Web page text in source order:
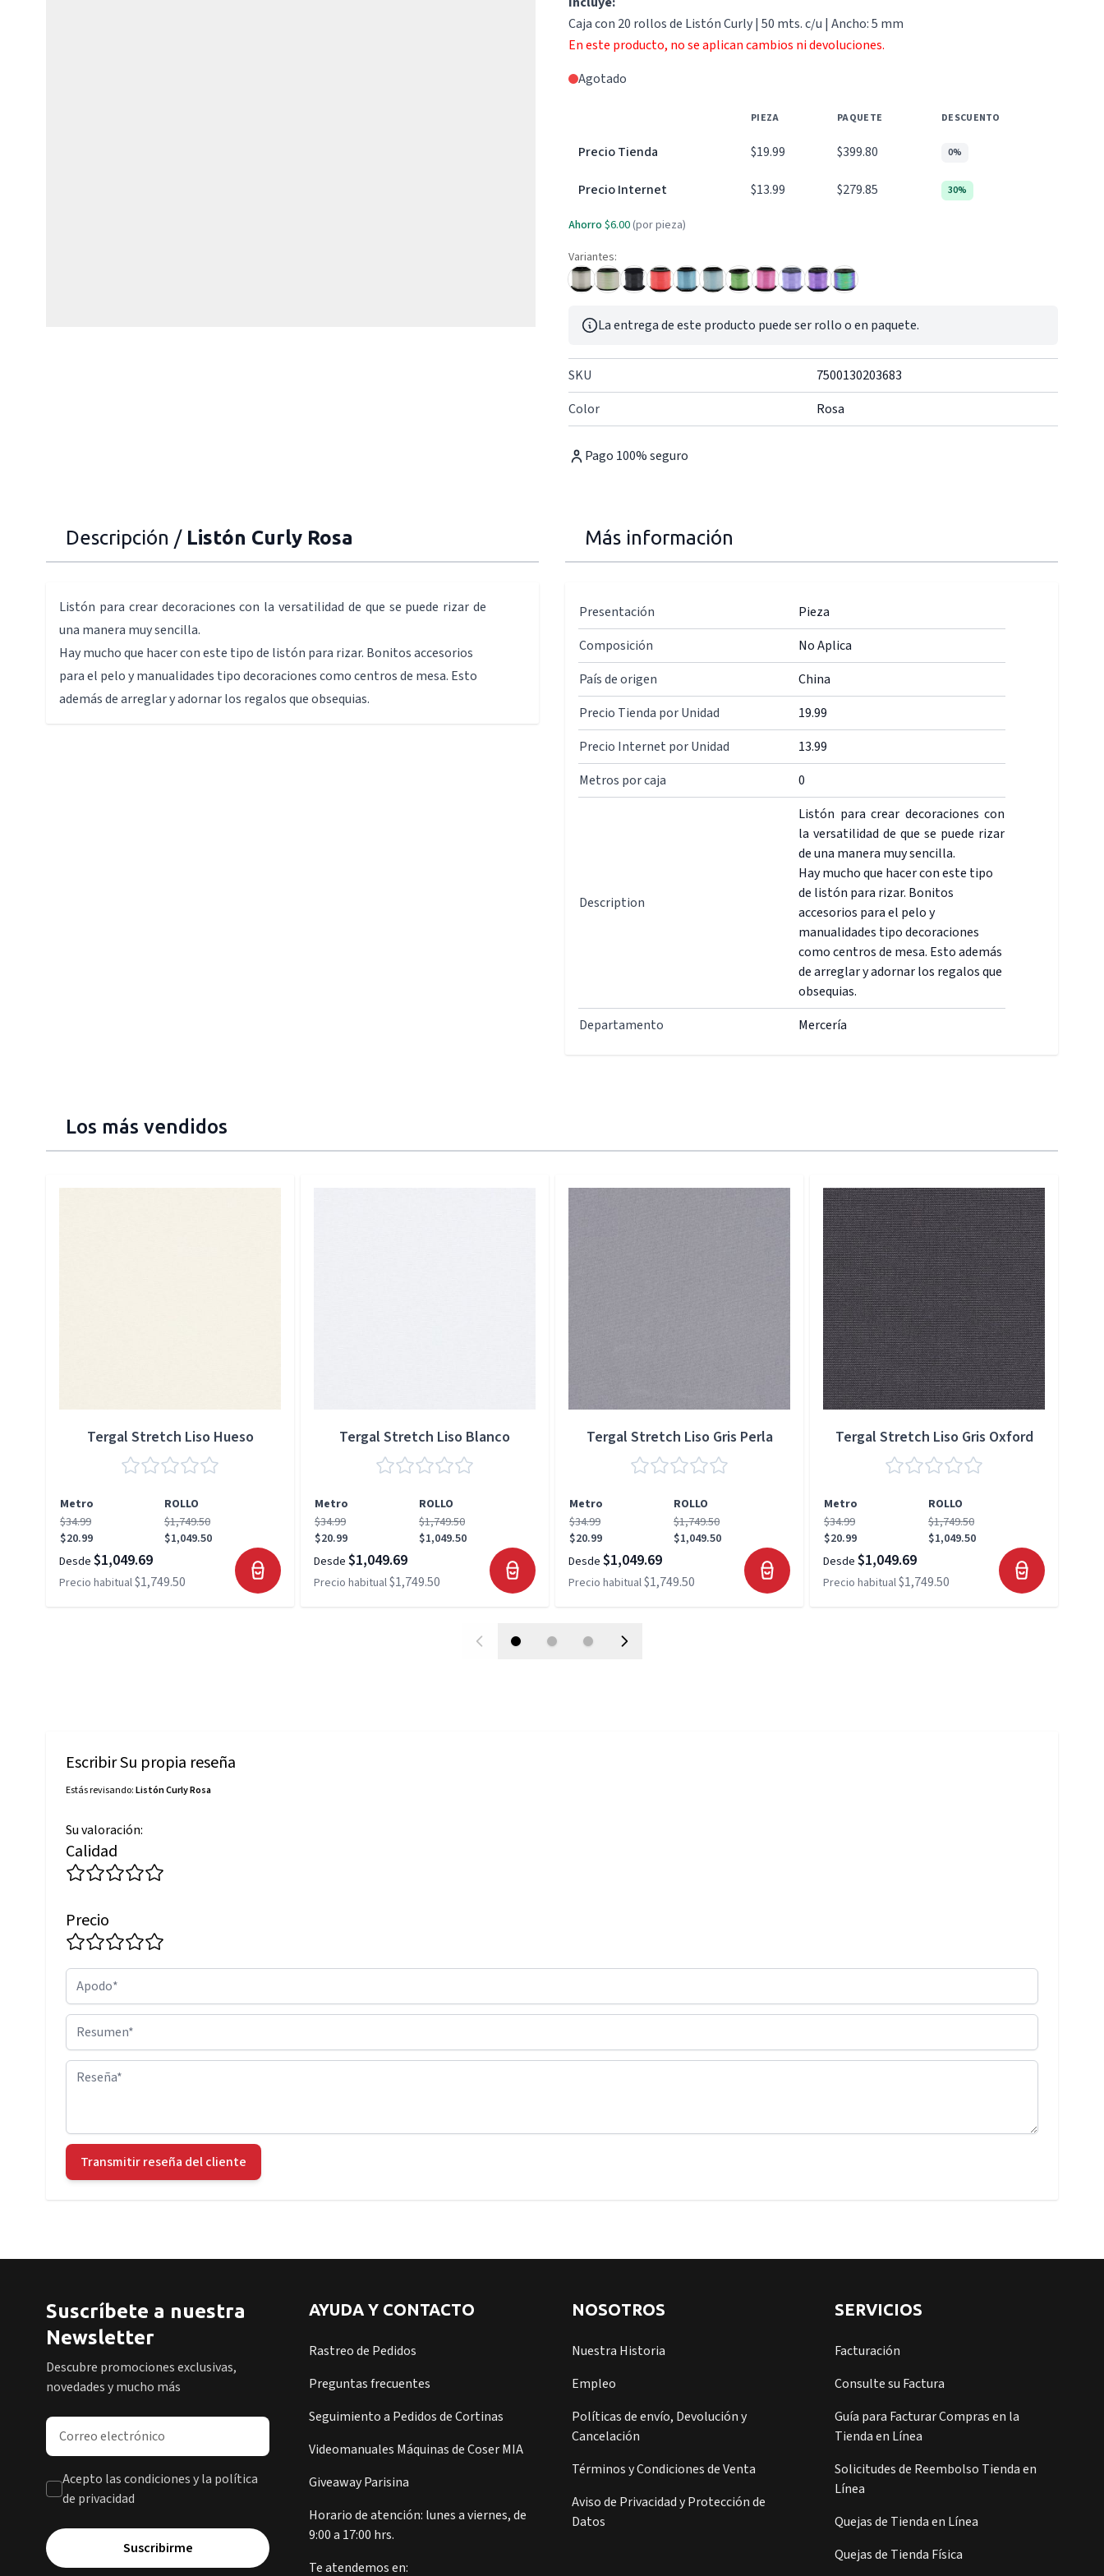
Caja con 20 rollos de Listón Curly | 50 mts. c/u | Ancho: 5 mm
En este producto, no se aplican cambios ni devoluciones.
Agotado
PIEZA PAQUETE DESCUENTO
Precio Tienda $19.99 $399.80 0%
Precio Internet $13.99 $279.85 30%
Ahorro $6.00 (por pieza)
Variantes:
La entrega de este producto puede ser rollo o en paquete.
SKU
7500130203683
Color
Rosa
Pago 100% seguro
Descripción / Listón Curly Rosa
Listón para crear decoraciones con la versatilidad de que se puede rizar de
una manera muy sencilla.
Hay mucho que hacer con este tipo de listón para rizar. Bonitos accesorios
para el pelo y manualidades tipo decoraciones como centros de mesa. Esto
además de arreglar y adornar los regalos que obsequias.
Más información
Presentación
Pieza
Composición
No Aplica
País de origen
China
Precio Tienda por Unidad
19.99
Precio Internet por Unidad
13.99
Metros por caja
0
Description
Listón para crear decoraciones con
la versatilidad de que se puede rizar
de una manera muy sencilla.
Hay mucho que hacer con este tipo
de listón para rizar. Bonitos
accesorios para el pelo y
manualidades tipo decoraciones
como centros de mesa. Esto además
de arreglar y adornar los regalos que
obsequias.
Departamento
Mercería
Los más vendidos
Tergal Stretch Liso Hueso
Metro
ROLLO
$34.99
$20.99
$1,749.50
$1,049.50
Desde $1,049.69
Precio habitual$1,749.50
Tergal Stretch Liso Blanco
Metro
ROLLO
$34.99
$20.99
$1,749.50
$1,049.50
Desde $1,049.69
Precio habitual$1,749.50
Tergal Stretch Liso Gris Perla
Metro
ROLLO
$34.99
$20.99
$1,749.50
$1,049.50
Desde $1,049.69
Precio habitual$1,749.50
Tergal Stretch Liso Gris Oxford
Metro
ROLLO
$34.99
$20.99
$1,749.50
$1,049.50
Desde $1,049.69
Precio habitual$1,749.50
Escribir Su propia reseña
Estás revisando:Listón Curly Rosa
Su valoración:
Calidad
Precio
Apodo
Resumen
Reseña
Transmitir reseña del cliente
Suscríbete a nuestra
Newsletter
Descubre promociones exclusivas,
novedades y mucho más
Dirección de correo electrónico
Acepto las condiciones y la política
de privacidad
Suscribirme
AYUDA Y CONTACTO
Rastreo de Pedidos
Preguntas frecuentes
Seguimiento a Pedidos de Cortinas
Videomanuales Máquinas de Coser MIA
Giveaway Parisina
Horario de atención: lunes a viernes, de
9:00 a 17:00 hrs.
Te atendemos en:
NOSOTROS
Nuestra Historia
Empleo
Políticas de envío, Devolución y
Cancelación
Términos y Condiciones de Venta
Aviso de Privacidad y Protección de
Datos
SERVICIOS
Facturación
Consulte su Factura
Guía para Facturar Compras en la
Tienda en Línea
Solicitudes de Reembolso Tienda en
Línea
Quejas de Tienda en Línea
Quejas de Tienda Física